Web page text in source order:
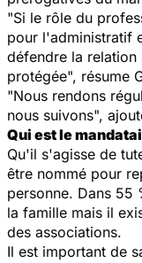
"Si le rôle du
pour l'administratif
défendre la relation
protégée", résume
"Nous rendons
nous suivons",
Qui est le
Qu'il s'agisse de
être nommé pour
personne. Dans 55
la famille mais il
des associations.
Il est important de